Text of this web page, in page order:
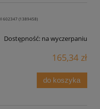
602347 (1389458)
Dostępność: na wyczerpaniu
165,34 zł
do koszyka